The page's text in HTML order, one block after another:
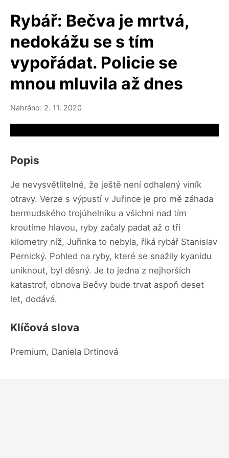
Rybář: Bečva je mrtvá,
nedokážu se s tím
vypořádat. Policie se
mnou mluvila až dnes
Nahráno: 2. 11. 2020
Popis
Je nevysvětlitelné, že ještě není odhalený viník
otravy. Verze s výpustí v Juřince je pro mě záhada
bermudského trojúhelníku a všichni nad tím
kroutíme hlavou, ryby začaly padat až o tři
kilometry níž, Juřinka to nebyla, říká rybář Stanislav
Pernický. Pohled na ryby, které se snažily kyanidu
uniknout, byl děsný. Je to jedna z nejhorších
katastrof, obnova Bečvy bude trvat aspoň deset
let, dodává.
Klíčová slova
Premium, Daniela Drtinová